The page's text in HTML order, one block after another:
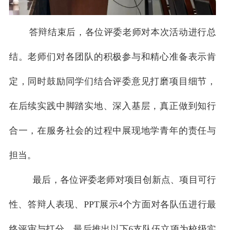
答辩结束后，各位评委老师对本次活动进行总
结。老师们对各团队的积极参与和精心准备表示肯
定，同时鼓励同学们结合评委意见打磨项目细节，
在后续实践中脚踏实地、深入基层，真正做到知行
合一，在服务社会的过程中展现地学青年的责任与
担当。
最后，各位评委老师对项目创新点、项目可行
性、答辩人表现、PPT展示4个方面对各队伍进行最